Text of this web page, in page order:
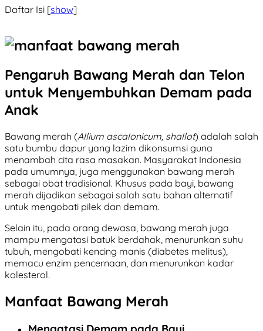
Daftar Isi [show]
Pengaruh Bawang Merah dan Telon
untuk Menyembuhkan Demam pada
Anak
Bawang merah (Allium ascalonicum, shallot) adalah salah
satu bumbu dapur yang lazim dikonsumsi guna
menambah cita rasa masakan. Masyarakat Indonesia
pada umumnya, juga menggunakan bawang merah
sebagai obat tradisional. Khusus pada bayi, bawang
merah dijadikan sebagai salah satu bahan alternatif
untuk mengobati pilek dan demam.
Selain itu, pada orang dewasa, bawang merah juga
mampu mengatasi batuk berdahak, menurunkan suhu
tubuh, mengobati kencing manis (diabetes melitus),
memacu enzim pencernaan, dan menurunkan kadar
kolesterol.
Manfaat Bawang Merah